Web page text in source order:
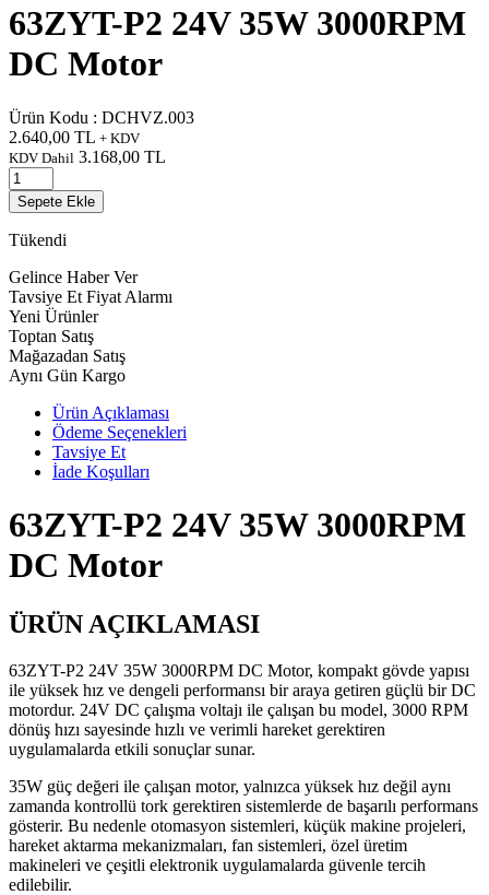
63ZYT-P2 24V 35W 3000RPM
DC Motor
Ürün Kodu : DCHVZ.003
2.640,00 TL + KDV
KDV Dahil 3.168,00 TL
Sepete Ekle
Tükendi
Gelince Haber Ver
Tavsiye Et Fiyat Alarmı
Yeni Ürünler
Toptan Satış
Mağazadan Satış
Aynı Gün Kargo
Ürün Açıklaması
Ödeme Seçenekleri
Tavsiye Et
İade Koşulları
63ZYT-P2 24V 35W 3000RPM
DC Motor
ÜRÜN AÇIKLAMASI
63ZYT-P2 24V 35W 3000RPM DC Motor, kompakt gövde yapısı
ile yüksek hız ve dengeli performansı bir araya getiren güçlü bir DC
motordur. 24V DC çalışma voltajı ile çalışan bu model, 3000 RPM
dönüş hızı sayesinde hızlı ve verimli hareket gerektiren
uygulamalarda etkili sonuçlar sunar.
35W güç değeri ile çalışan motor, yalnızca yüksek hız değil aynı
zamanda kontrollü tork gerektiren sistemlerde de başarılı performans
gösterir. Bu nedenle otomasyon sistemleri, küçük makine projeleri,
hareket aktarma mekanizmaları, fan sistemleri, özel üretim
makineleri ve çeşitli elektronik uygulamalarda güvenle tercih
edilebilir.